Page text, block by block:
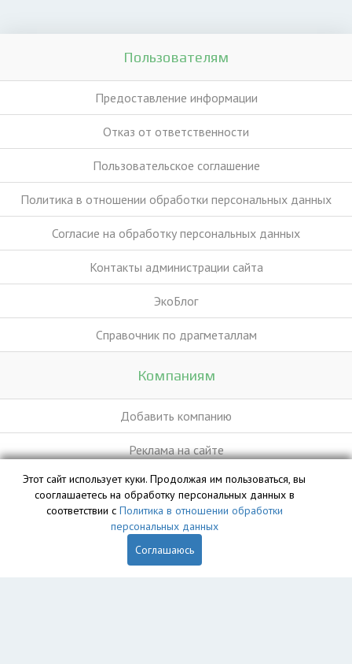
Пользователям
Предоставление информации
Отказ от ответственности
Пользовательское соглашение
Политика в отношении обработки персональных данных
Согласие на обработку персональных данных
Контакты администрации сайта
ЭкоБлог
Справочник по драгметаллам
Компаниям
Добавить компанию
Реклама на сайте
База данных сайта vyvoz.org является интеллектуальной
собственностью ООО «Профит» и охраняется законом.
Этот сайт использует куки. Продолжая им пользоваться, вы
сооглашаетесь на обработку персональных данных в
соответствии с Политика в отношении обработки
персональных данных
Соглашаюсь